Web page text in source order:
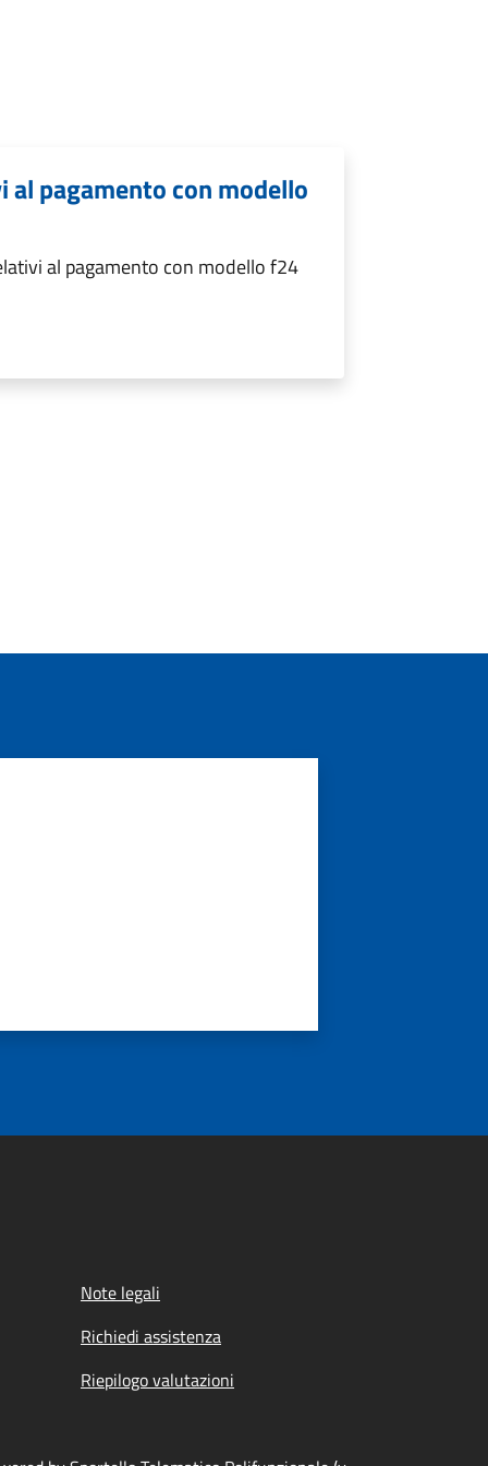
pagamento con modello
al pagamento con modello f24
Note legali
Richiedi assistenza
Riepilogo valutazioni